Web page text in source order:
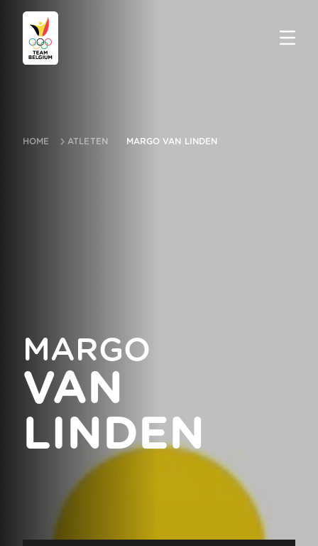
HOME ATLETEN MARGO VAN LINDEN
MARGO
VAN
LINDEN